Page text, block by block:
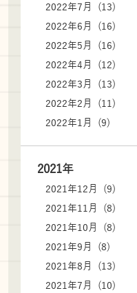
2022年7月 (13)
2022年6月 (16)
2022年5月 (16)
2022年4月 (12)
2022年3月 (13)
2022年2月 (11)
2022年1月 (9)
2021年
2021年12月 (9)
2021年11月 (8)
2021年10月 (8)
2021年9月 (8)
2021年8月 (13)
2021年7月 (10)